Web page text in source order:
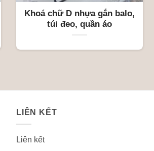
Khoá chữ D nhựa gắn balo,
túi đeo, quần áo
LIÊN KẾT
Liên kết